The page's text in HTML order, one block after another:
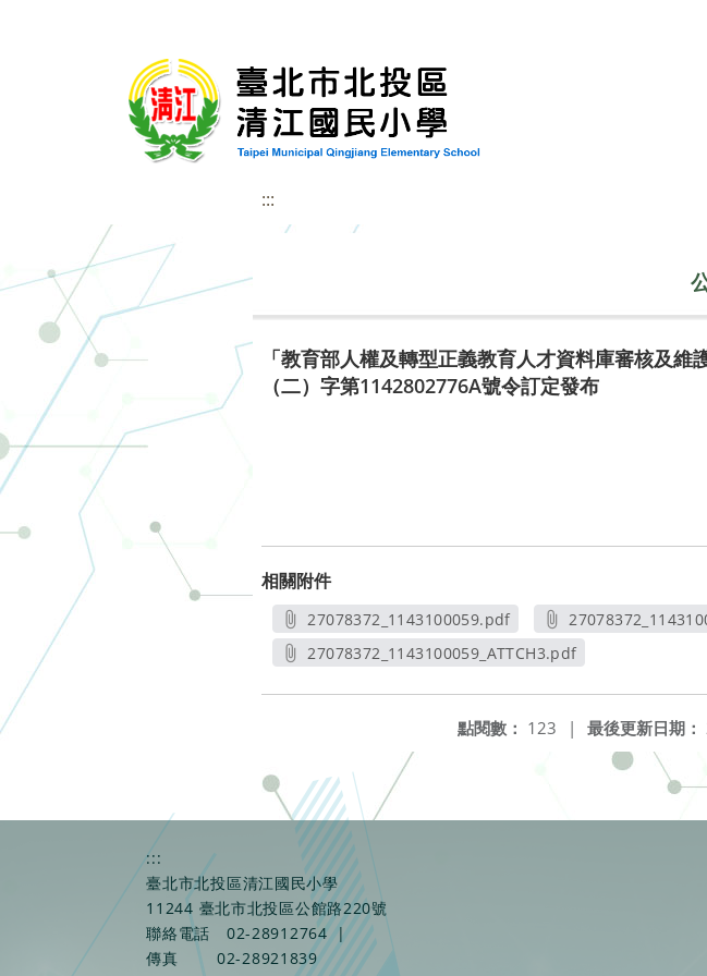
:::
「教育部人權及轉型正義教育人才資料庫審核及
（二）字第1142802776A號令訂定發布
相關附件
27078372_1143100059.pdf
另開新視窗
27078372_1143100059_ATTCH3.pdf
最後更新日期：
點閱數： 123 |
:::
臺北市北投區清江國民小學
11244 臺北市北投區公館路220號
聯絡電話
02-28912764 |
傳真
02-28921839